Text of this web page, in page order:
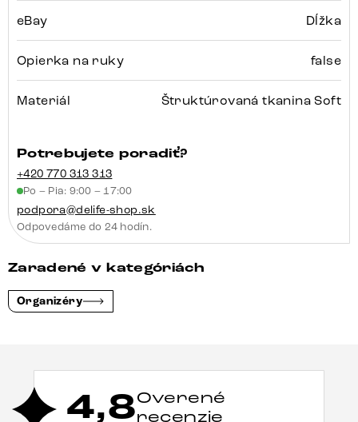
eBay Dĺžka
Opierka na ruky false
Materiál Štruktúrovaná tkanina Soft
Potrebujete poradiť?
+420 770 313 313
Po – Pia: 9:00 – 17:00
podpora@delife-shop.sk
Odpovedáme do 24 hodín.
Zaradené v kategóriách
Organizéry
4,8Overené
recenzie